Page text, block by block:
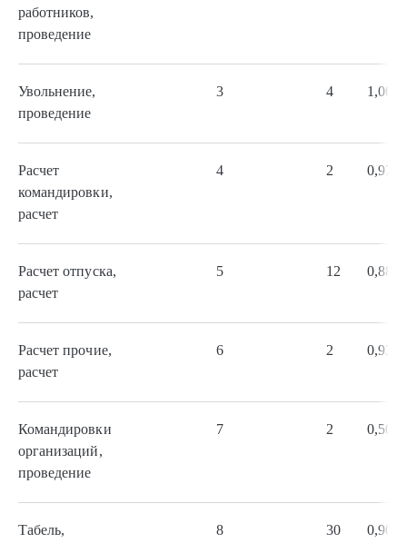
работников,
проведение
Увольнение,
проведение
3 4 1,00
Расчет
командировки,
расчет
4 2 0,97
Расчет отпуска,
расчет
5 12 0,88
Расчет прочие,
расчет
6 2 0,93
Командировки
организаций,
проведение
7 2 0,50
Табель,
8 30 0,90